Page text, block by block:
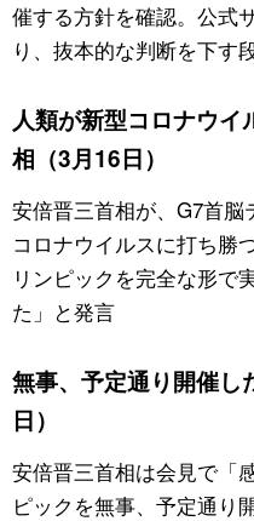
催する方針を確認。公式
り、抜本的な判断を下す
人類が新型コロナウ
相（3月16日）
安倍晋三首相が、G7首
コロナウイルスに打ち勝
リンピックを完全な形で
た」と発言
無事、予定通り開催
日）
安倍晋三首相は会見で「
ピックを無事、予定通り